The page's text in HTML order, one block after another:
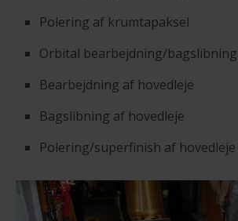
Polering af krumtapaksel
Orbital bearbejdning/
Bearbejdning af hovedleje
Bagslibning af hovedleje
Polering/superfinish af hovedleje